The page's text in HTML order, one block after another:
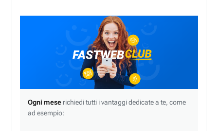
Ogni mese richiedi tutti i vantaggi dedicate a te, come
ad esempio: